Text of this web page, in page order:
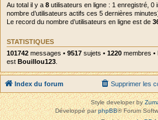
Au total il y a 8 utilisateurs en ligne : 1 enregistré, 0
nombre d’utilisateurs actifs ces 5 dernières
Le record du nombre d’utilisateurs en ligne est de
STATISTIQUES
101742 messages • 9517 sujets • 1220 membres
est Bouillou123
Index du forum Supprimer les
Style developer by
Développé parphpBB® Forum